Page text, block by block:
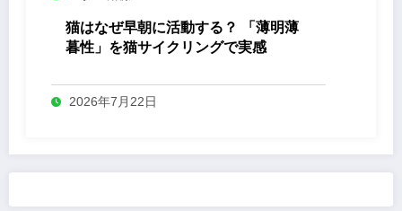
猫はなぜ早朝に活動する？ 「薄明薄
暮性」を猫サイクリングで実感
2026年7月22日